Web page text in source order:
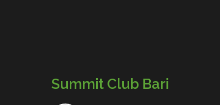
Summit Club Bari